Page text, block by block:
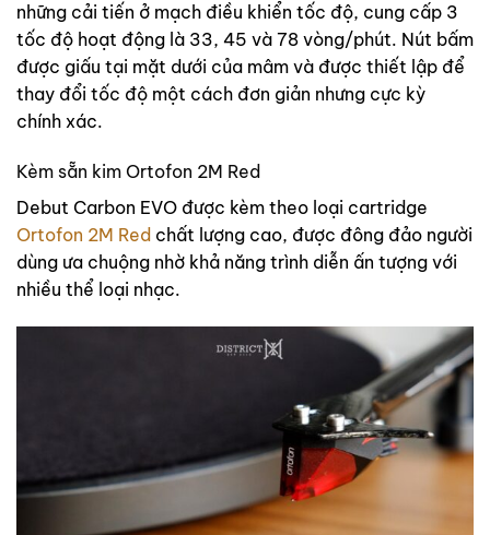
những cải tiến ở mạch điều khiển tốc độ, cung cấp 3
tốc độ hoạt động là 33, 45 và 78 vòng/phút. Nút bấm
được giấu tại mặt dưới của mâm và được thiết lập để
thay đổi tốc độ một cách đơn giản nhưng cực kỳ
chính xác.
Kèm sẵn kim Ortofon 2M Red
Debut Carbon EVO được kèm theo loại cartridge
Ortofon 2M Red chất lượng cao, được đông đảo người
dùng ưa chuộng nhờ khả năng trình diễn ấn tượng với
nhiều thể loại nhạc.